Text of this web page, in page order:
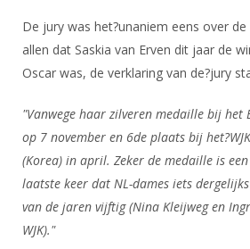
Bondsbureau
Samenwerking
Formulieren
Alle Verenigingen
Nieuws
Wedstrijdkalender
KNAS Keurmerk
JPT
JEC
Veteranenwedstrijden
Internationale aanmeldingen
Leraar
Nieuws
Scheidsrechterslijst
Scheidsrechter Documentatie
Opleidingen
De jury was het?unaniem eens over
allen dat Saskia van Erven dit jaar de
Oscar was, de verklaring van de?jury
"Vanwege haar zilveren medaille bij het
op 7 november en 6de plaats bij
(Korea) in april. Zeker de medaille is
laatste keer dat NL-dames iets
van de jaren vijftig (Nina Kleijweg en
WJK)."